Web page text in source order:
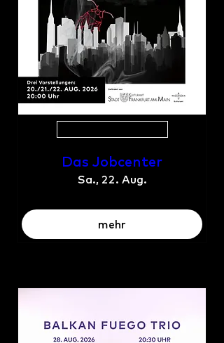
Das Jobcenter
Sa., 22. Aug.
mehr